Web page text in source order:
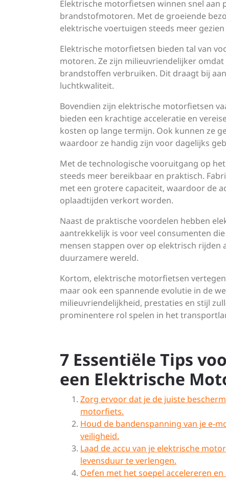
Elektrische motorfietsen winnen snel
brandstofmotoren. Met de groeiende
elektrische voertuigen steeds meer
Elektrische motorfietsen bieden tal van
motoren. Ze zijn milieuvriendelijker
brandstoffen verbruiken. Dit draagt bij
luchtkwaliteit.
Bovendien zijn elektrische motorfietsen
bieden een krachtige acceleratie en
kosten op lange termijn. Ook kunnen ze
waardoor ze handig zijn voor dagelijks
Met de technologische vooruitgang op
steeds meer bereikbaar en praktisch.
met een grotere capaciteit, waardoor de
oplaadtijden verkort worden.
Naast de praktische voordelen hebben
aantrekkelijk is voor veel consumenten
mensen stappen over op elektrisch rijden
duurzamere wereld.
Kortom, elektrische motorfietsen
maar ook een spannende evolutie in de
milieuvriendelijkheid, prestaties en stijl
prominentere rol spelen in het
7 Essentiële Tips
een Elektrische
Zorg ervoor dat je de juiste
motorfiets.
Houd de bandenspanning van je e-
veiligheid.
Laad de accu van je elektrische
levensduur te verlengen.
Oefen met het soepel accelereren